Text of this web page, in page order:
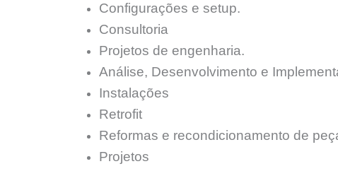
Configurações e setup.
Consultoria
Projetos de engenharia.
Análise, Desenvolvimento e
Instalações
Retrofit
Reformas e recondicionamento de
Projetos